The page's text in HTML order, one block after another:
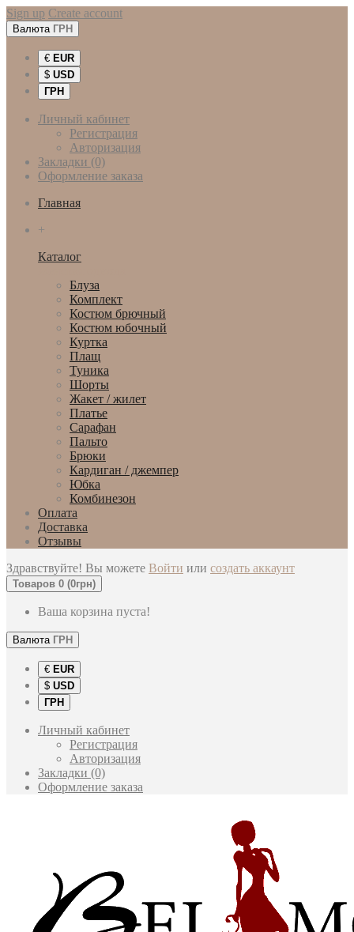
Sign up Create account
Валюта ГРН
€ EUR
$ USD
ГРН
Личный кабинет
Регистрация
Авторизация
Закладки (0)
Оформление заказа
Главная
+
Каталог
Блуза
Комплект
Костюм брючный
Костюм юбочный
Куртка
Плащ
Туника
Шорты
Жакет / жилет
Платье
Сарафан
Пальто
Брюки
Кардиган / джемпер
Юбка
Комбинезон
Оплата
Доставка
Отзывы
Здравствуйте! Вы можете Войти или создать аккаунт
Товаров 0 (0грн)
Ваша корзина пуста!
Валюта ГРН
€ EUR
$ USD
ГРН
Личный кабинет
Регистрация
Авторизация
Закладки (0)
Оформление заказа